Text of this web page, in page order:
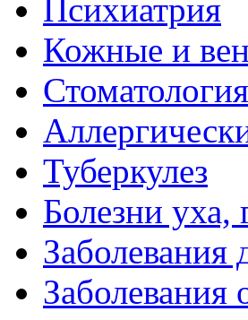
Психиатрия
Кожные и
Стоматология
Туберкулез
Болезни уха,
Заболевания
Заболевания